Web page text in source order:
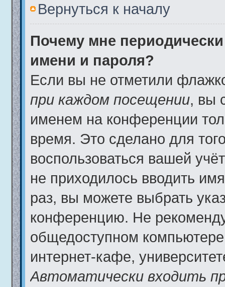
Вернуться к началу
Почему мне
имени и пароля?
Если вы не отметили
при каждом посещении, вы
именем на конференции
время. Это сделано для
воспользоваться вашей
не приходилось вводить
раз, вы можете выбрать
конференцию. Не
общедоступном
интернет-кафе,
Автоматически входить